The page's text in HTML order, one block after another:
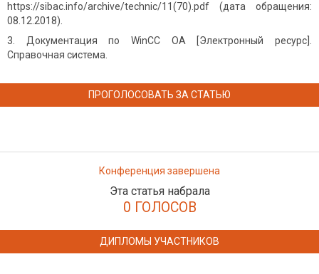
https://sibac.info/archive/technic/11(70).pdf (дата обращения:
08.12.2018).
Документация по WinCC OA [Электронный ресурс].
Справочная система.
ПРОГОЛОСОВАТЬ ЗА СТАТЬЮ
Конференция завершена
Эта статья набрала
0 ГОЛОСОВ
ДИПЛОМЫ УЧАСТНИКОВ